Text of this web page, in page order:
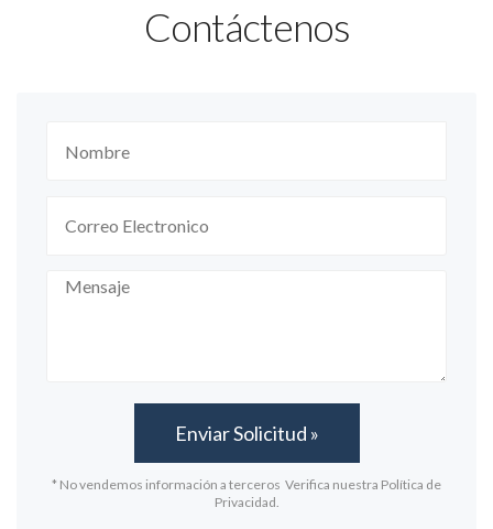
Contáctenos
* No vendemos información a terceros Verifica nuestra Política de
Privacidad.